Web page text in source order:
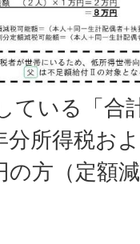
ている「
所得税お
方（定額